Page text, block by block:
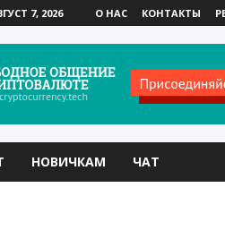
7, 2026 О НАС КОНТАКТЫ
НОВИЧКАМ ЧАТ